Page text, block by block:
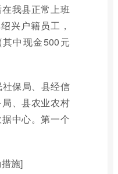
我县正常上班
兴户籍员工，
中现金500元
保局、县经信
、县农业农村
中心。第一个
施]